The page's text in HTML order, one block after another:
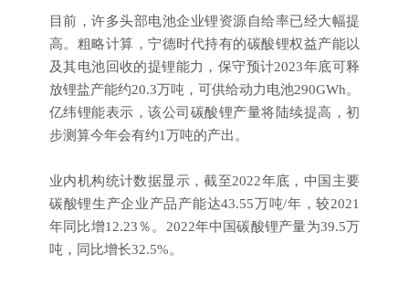
目前，许多头部电池企业锂资源自给率已经大幅提
高。粗略计算，宁德时代持有的碳酸锂权益产能以
及其电池回收的提锂能力，保守预计2023年底可释
放锂盐产能约20.3万吨，可供给动力电池290GWh。
亿纬锂能表示，该公司碳酸锂产量将陆续提高，初
步测算今年会有约1万吨的产出。
业内机构统计数据显示，截至2022年底，中国主要
碳酸锂生产企业产品产能达43.55万吨/年，较2021
年同比增12.23％。2022年中国碳酸锂产量为39.5万
吨，同比增长32.5%。